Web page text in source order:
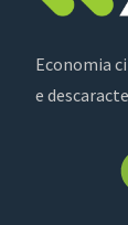
Economia
e